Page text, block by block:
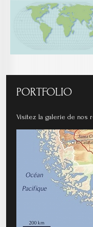
PORTFOLIO
Visitez la galerie de nos